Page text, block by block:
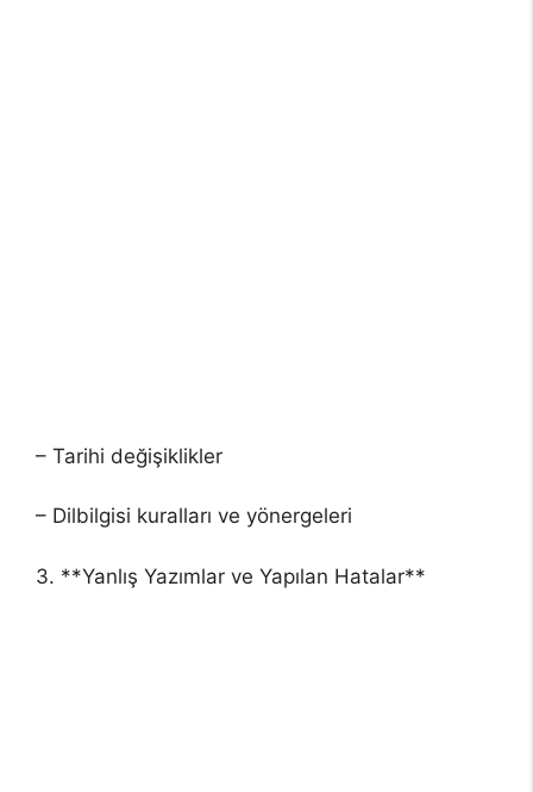
– Tarihi değişiklikler
– Dilbilgisi kuralları ve yönergeleri
3. **Yanlış Yazımlar ve Yapılan Hatalar**